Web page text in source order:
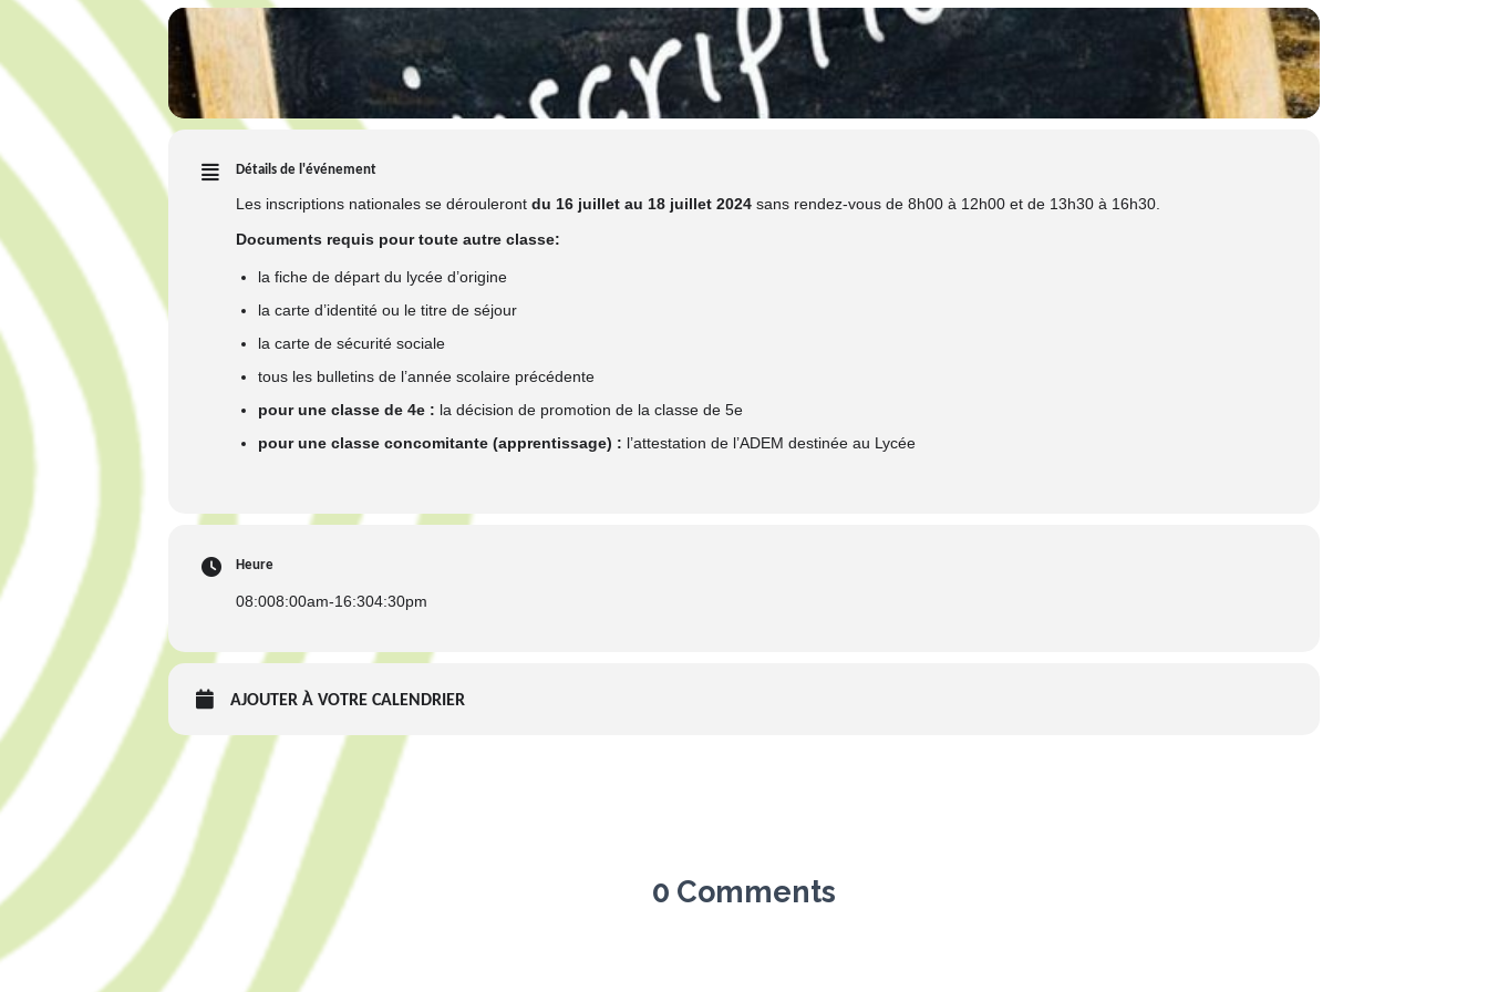
Détails de l'événement
Les inscriptions nationales se dérouleront du 16 juillet au 18 juillet 2024 sans rendez-vous de 8h00 à 12h00 et de 13h30 à 16h30.
Documents requis pour toute autre classe:
la fiche de départ du lycée d’origine
la carte d’identité ou le titre de séjour
la carte de sécurité sociale
tous les bulletins de l’année scolaire précédente
pour une classe de 4e : la décision de promotion de la classe de 5e
pour une classe concomitante (apprentissage) : l’attestation de l’ADEM destinée au Lycée
Heure
08:008:00am-16:304:30pm
AJOUTER À VOTRE CALENDRIER
0 Comments